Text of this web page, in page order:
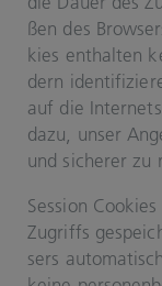
ßen des
kies ent­hal­ten
dern
auf die
dazu, unser
und si­che­rer zu
Ses­si­on
Zu­griffs
sers